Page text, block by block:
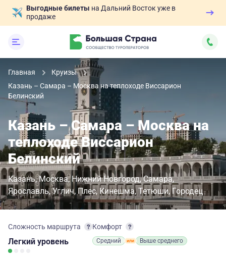
Выгодные билеты на Дальний Восток уже в
продаже
Главная
Круизы
Казань – Самара – Москва на теплоходе Виссарион
Белинский
Казань – Самара – Москва на
теплоходе Виссарион
Белинский
Казань Москва Нижний Новгород Самара
Ярославль Углич Плес Кинешма Тетюши Городец
Сложность маршрута
Легкий уровень
Комфорт
Средний Выше среднего